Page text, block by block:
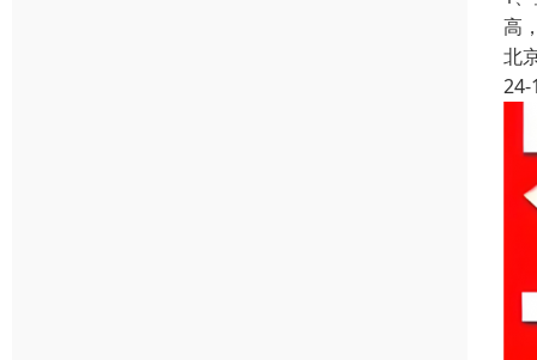
高
北
24-